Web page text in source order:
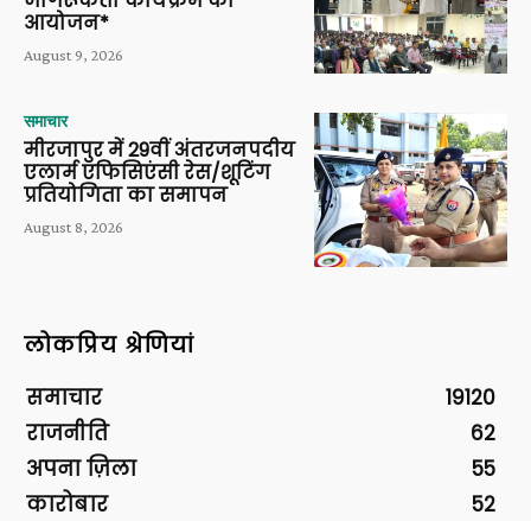
आयोजन*
August 9, 2026
समाचार
मीरजापुर में 29वीं अंतरजनपदीय
एलार्म एफिसिएंसी रेस/शूटिंग
प्रतियोगिता का समापन
August 8, 2026
लोकप्रिय श्रेणियां
समाचार
19120
राजनीति
62
अपना ज़िला
55
कारोबार
52